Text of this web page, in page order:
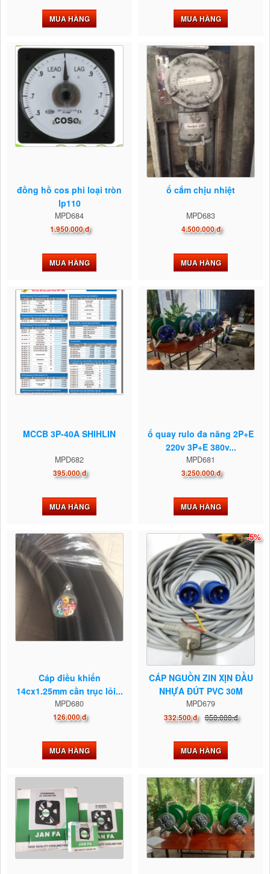
MUA HÀNG MUA HÀNG
đồng hồ cos phi loại tròn
lp110
MPD684
1.950.000 đ
MUA HÀNG
ổ cắm chịu nhiệt
MPD683
4.500.000 đ
MUA HÀNG
MCCB 3P-40A SHIHLIN
MPD682
395.000 đ
MUA HÀNG
ổ quay rulo đa năng 2P+E
220v 3P+E 380v...
MPD681
3.250.000 đ
MUA HÀNG
Cáp điều khiển
14cx1.25mm cần trục lỏi...
MPD680
126.000 đ
MUA HÀNG
-5%
CÁP NGUỒN ZIN XỊN ĐẦU
NHỰA ĐÚT PVC 30M
MPD679
332.500 đ 350.000 đ
MUA HÀNG